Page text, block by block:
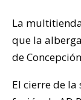
La
que la
de
El cierre de